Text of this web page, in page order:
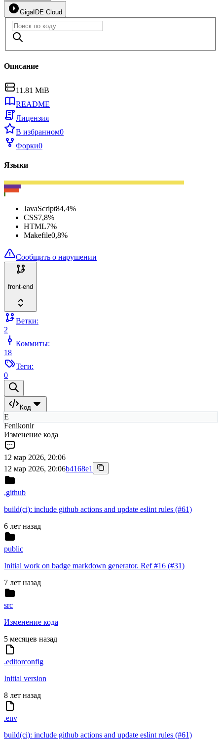
GigaIDE Cloud
Описание
11.81 MiB
README
Лицензия
В избранном0
Форки0
Языки
JavaScript84,4%
CSS7,8%
HTML7%
Makefile0,8%
Сообщить о нарушении
front-end
Ветки:
2
Коммиты:
18
Теги:
0
Код
E
Fenikonir
Изменение кода
12 мар 2026, 20:06
12 мар 2026, 20:06b4168e1
.github
build(ci): include github actions and update eslint rules (#61)
6 лет назад
public
Initial work on badge markdown generator. Ref #16 (#31)
7 лет назад
src
Изменение кода
5 месяцев назад
.editorconfig
Initial version
8 лет назад
.env
build(ci): include github actions and update eslint rules (#61)